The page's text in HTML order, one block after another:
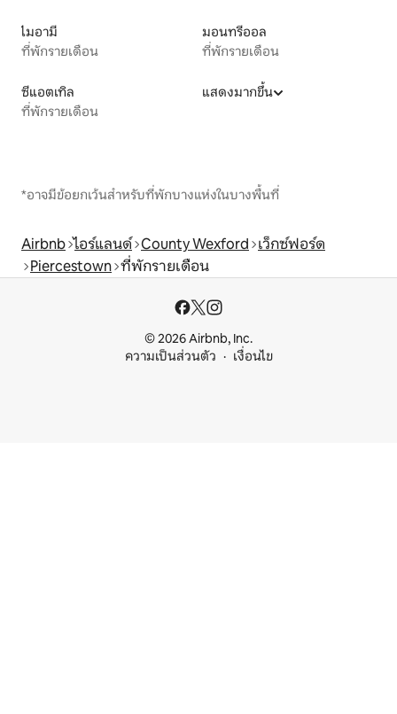
ไมอามี
ที่พักรายเดือน
มอนทรีออล
ที่พักรายเดือน
ซีแอตเทิล
ที่พักรายเดือน
แสดงมากขึ้น
*อาจมีข้อยกเว้นสำหรับที่พักบางแห่งในบางพื้นที่
Airbnb ไอร์แลนด์ County Wexford เว็กซ์ฟอร์ด
Piercestown ที่พักรายเดือน
© 2026 Airbnb, Inc.
ความเป็นส่วนตัว
เงื่อนไข